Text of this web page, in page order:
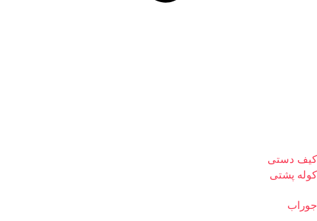
کیف دستی
کوله پشتی
جوراب